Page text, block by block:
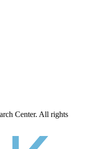
Center. All rights